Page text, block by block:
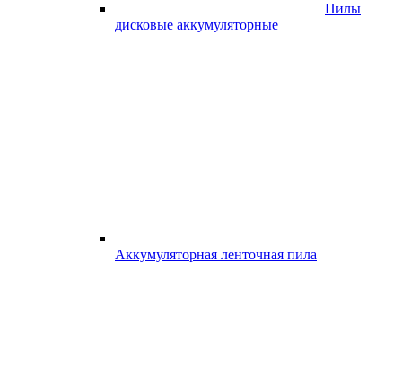
Пилы
дисковые аккумуляторные
Аккумуляторная ленточная пила